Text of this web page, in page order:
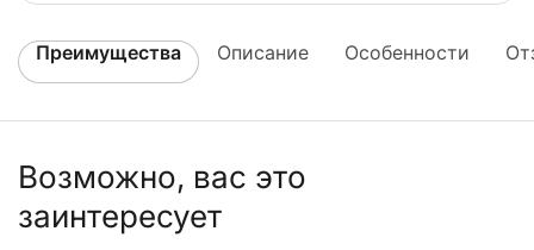
Преимущества Описание Особенности
Возможно, вас это
заинтересует